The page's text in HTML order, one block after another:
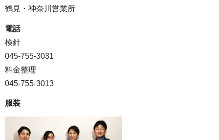
鶴見・神奈川営業所
電話
検針
045-755-3031
料金整理
045-755-3013
服装